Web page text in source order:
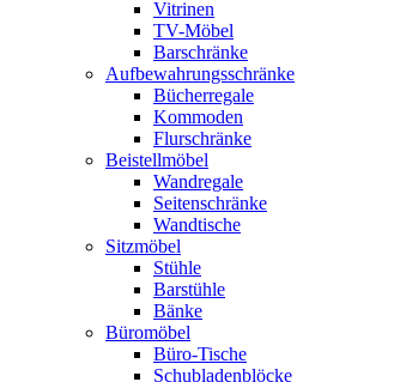
Vitrinen
TV-Möbel
Barschränke
Aufbewahrungsschränke
Bücherregale
Kommoden
Flurschränke
Beistellmöbel
Wandregale
Seitenschränke
Wandtische
Sitzmöbel
Stühle
Barstühle
Bänke
Büromöbel
Büro-Tische
Schubladenblöcke